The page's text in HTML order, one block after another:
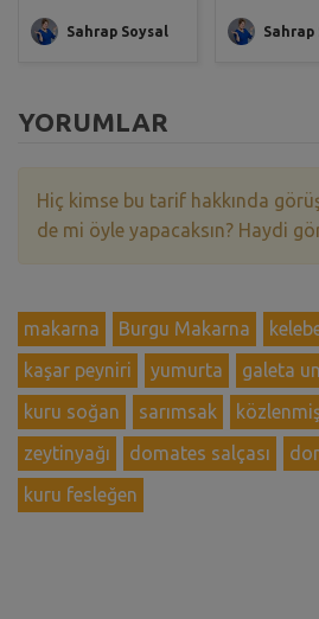
Sahrap Soysal Sahrap
YORUMLAR
Hiç kimse bu tarif hakkında
de mi öyle yapacaksın? Haydi
makarna Burgu Makarna
kaşar peyniri
yumurta galeta
kuru soğan
sarımsak
zeytinyağı
domates salçası
kuru fesleğen